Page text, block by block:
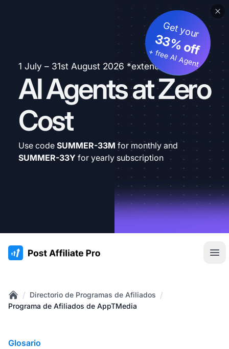
1 July – 31st August 2026 *extended
AI Agents at Zero
Cost
Get your
33% off
+ free AI Agent
Use code SUMMER-33M for monthly and
SUMMER-33Y for yearly subscription
:site.title
Home
/ Directorio de Programas de Afiliados /
Programa de Afiliados de AppTMedia
Glosario